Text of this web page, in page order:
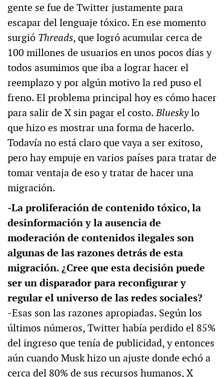
gente se fue de Twitter justamente para
escapar del lenguaje tóxico. En ese momento
surgió Threads, que logró acumular cerca de
100 millones de usuarios en unos pocos días y
todos asumimos que iba a lograr hacer el
reemplazo y por algún motivo la red puso el
freno. El problema principal hoy es cómo hacer
para salir de X sin pagar el costo.Blueskylo
que hizo es mostrar una forma de hacerlo.
Todavía no está claro que vaya a ser exitoso,
pero hay empuje en varios países para tratar de
tomar ventaja de eso y tratar de hacer una
migración.
‒La proliferación de contenido tóxico, la
desinformación y la ausencia de
moderación de contenidos ilegales son
algunas de las razones detrás de esta
migración. ¿Cree que esta decisión puede
ser un disparador para reconfigurar y
regular el universo de las redes sociales?
‒Esas son las razones apropiadas. Según los
últimos números, Twitter había perdido el 85%
del ingreso que tenía de publicidad, y entonces
aún cuando Musk hizo un ajuste donde echó a
cerca del 80% de sus recursos humanos, X